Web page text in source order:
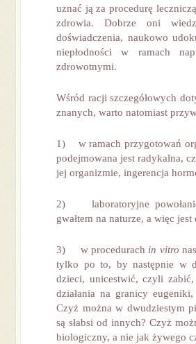
uznać ją za procedurę
zdrowia. Dobrze oni
doświadczenia, naukowo
niepłodności w ramach
zdrowotnymi.
Wśród racji szczegółowych
znanych, warto natomiast
1) w ramach przygotowań
podejmowana jest radykalna,
jej organizmie, ingerencja
2) laboratoryjne
gwałtem na naturze, a więc
3) w procedurach in vitro
tylko po to, by następnie w
dzieci, unicestwić, czyli
działania na granicy
Czyż można w dwudziestym
są słabsi od innych? Czyż
biologiczny, a nie jak żywego